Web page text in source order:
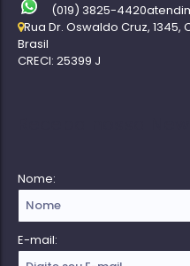
(019) 3825-4420
Rua Dr. Oswaldo Cruz, 1345,
Brasil
CRECI: 25399 J
Nome:
E-mail: